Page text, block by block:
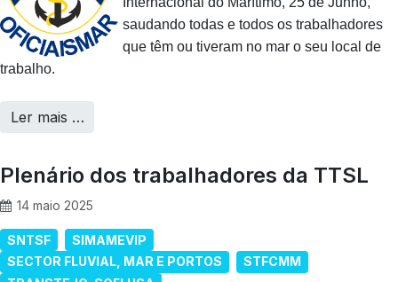
saudando todas e todos os trabalhadores
que têm ou tiveram no mar o seu local de
trabalho.
Ler mais …
Plenário dos trabalhadores da TTSL
14 maio 2025
SNTSF
SIMAMEVIP
SECTOR FLUVIAL, MAR E PORTOS
STFCMM